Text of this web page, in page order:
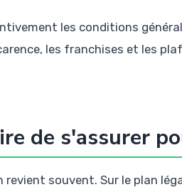
les conditions
les franchises et les
de s'assurer
souvent. Sur le plan